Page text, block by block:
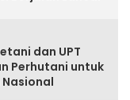
dan UPT
Perhutani untuk